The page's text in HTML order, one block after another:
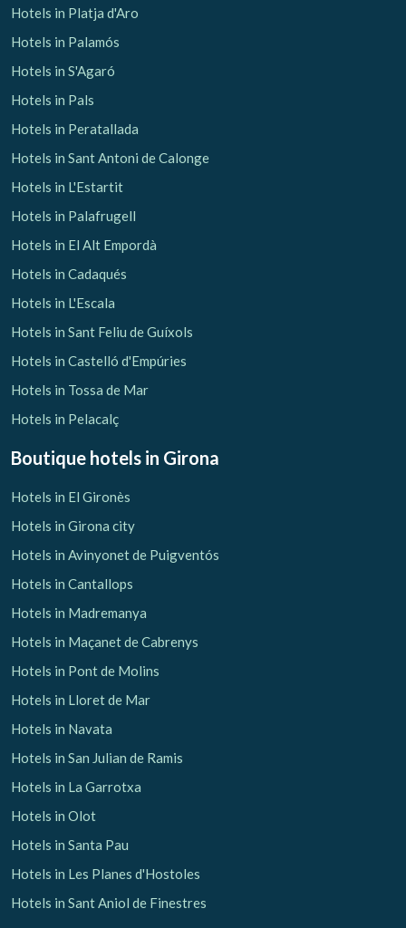
Hotels in Platja d'Aro
Hotels in Palamós
Hotels in S'Agaró
Hotels in Pals
Hotels in Peratallada
Hotels in Sant Antoni de Calonge
Hotels in L'Estartit
Hotels in Palafrugell
Hotels in El Alt Empordà
Hotels in Cadaqués
Hotels in L'Escala
Hotels in Sant Feliu de Guíxols
Hotels in Castelló d'Empúries
Hotels in Tossa de Mar
Hotels in Pelacalç
Boutique hotels in Girona
Hotels in El Gironès
Hotels in Girona city
Hotels in Avinyonet de Puigventós
Hotels in Cantallops
Hotels in Madremanya
Hotels in Maçanet de Cabrenys
Hotels in Pont de Molins
Hotels in Lloret de Mar
Hotels in Navata
Hotels in San Julian de Ramis
Hotels in La Garrotxa
Hotels in Olot
Hotels in Santa Pau
Hotels in Les Planes d'Hostoles
Hotels in Sant Aniol de Finestres